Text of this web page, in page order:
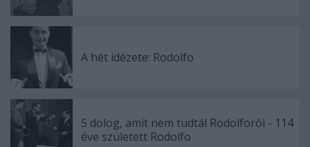
A hét idézete: Rodolfo
5 dolog, amit nem tudtál Rodolforól - 114
éve született Rodolfo